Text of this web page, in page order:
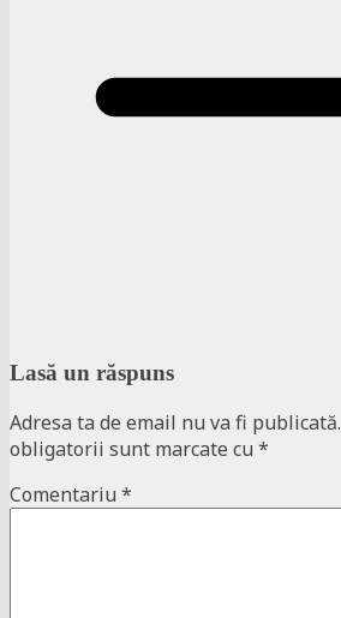
Lasă un răspuns
Adresa ta de email nu va fi publicată.
obligatorii sunt marcate cu *
Comentariu *